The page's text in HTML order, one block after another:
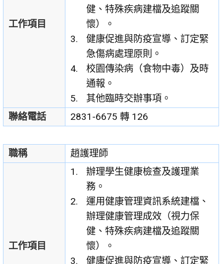
工作項目
健、特殊疾病建檔及追蹤關
懷）。
健康促進與防疫宣導、訂定緊
急傷病處理原則。
校園傳染病（食物中毒）及時
通報。
其他臨時交辦事項。
聯絡電話
2831-6675 轉 126
職稱 趙護理師
工作項目
辦理學生健康檢查及護理業
務。
運用健康管理資訊系統建檔、
辦理健康管理成效（視力保
健、特殊疾病建檔及追蹤關
懷）。
健康促進與防疫宣導、訂定緊